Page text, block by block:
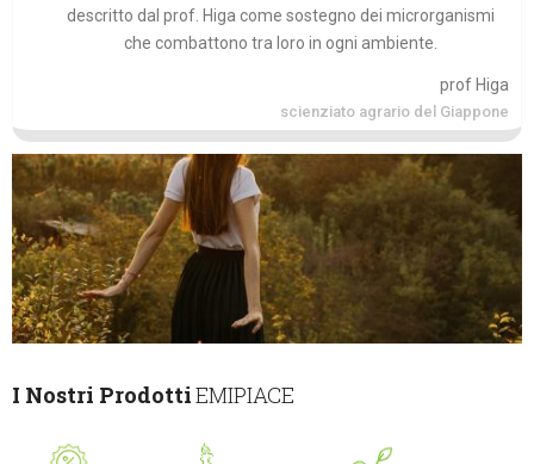
descritto dal prof. Higa come sostegno dei microrganismi
che combattono tra loro in ogni ambiente.
prof Higa
scienziato agrario del Giappone
I Nostri ProdottiEMIPIACE